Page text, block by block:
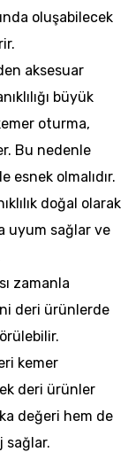
oluşabilecek
aksesuar
büyük
oturma,
Bu nedenle
olmalıdır.
doğal olarak
uyum sağlar ve
zamanla
deri ürünlerde
kemer
deri ürünler
değeri hem de
sağlar.